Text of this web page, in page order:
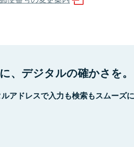
、デジタルの確かさを。
アドレスで入力も検索もスムーズ